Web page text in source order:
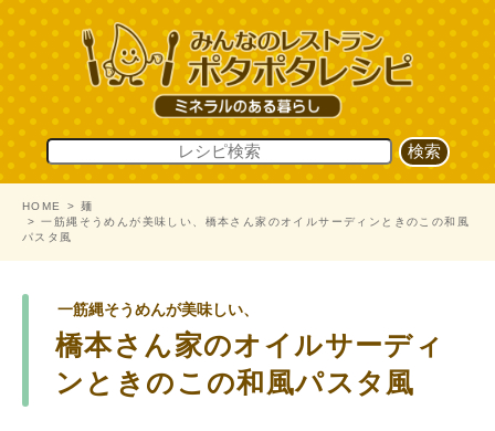
HOME
麺
一筋縄そうめんが美味しい、橋本さん家のオイルサーディンときのこの和風
パスタ風
一筋縄そうめんが美味しい、
橋本さん家のオイルサーディ
ンときのこの和風パスタ風